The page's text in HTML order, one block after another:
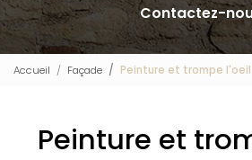
Contactez-
Accueil Façade Peinture et trompe l'oeil
Peinture et